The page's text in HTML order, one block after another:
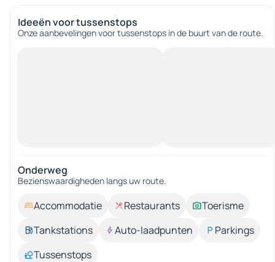
Ideeën voor tussenstops
Onze aanbevelingen voor tussenstops in de buurt van de route.
Onderweg
Bezienswaardigheden langs uw route.
Accommodatie Restaurants
Toerisme
Tankstations
Auto-laadpunten
Parkings
Tussenstops